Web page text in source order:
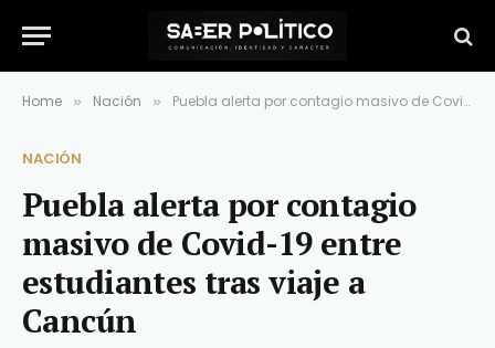
Home » Nación » Puebla alerta por contagio masivo de Covid-19 entre estudiantes tras viaje a Cancún
NACIÓN
Puebla alerta por contagio
masivo de Covid-19 entre
estudiantes tras viaje a
Cancún